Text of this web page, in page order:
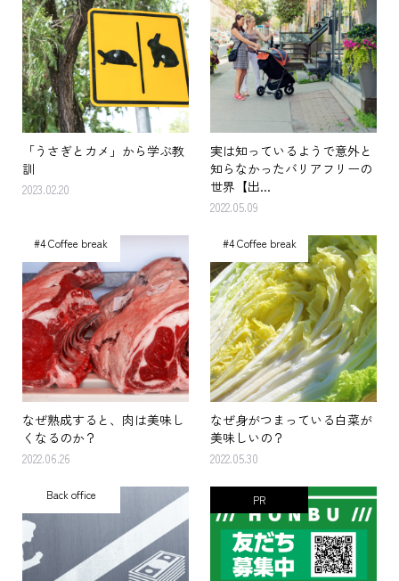
「うさぎとカメ」から学ぶ教
訓
2023.02.20
実は知っているようで意外と
知らなかったバリアフリーの
世界【出...
2022.05.09
#4 Coffee break
なぜ熟成すると、肉は美味し
くなるのか？
2022.06.26
#4 Coffee break
なぜ身がつまっている白菜が
美味しいの？
2022.05.30
Back office PR